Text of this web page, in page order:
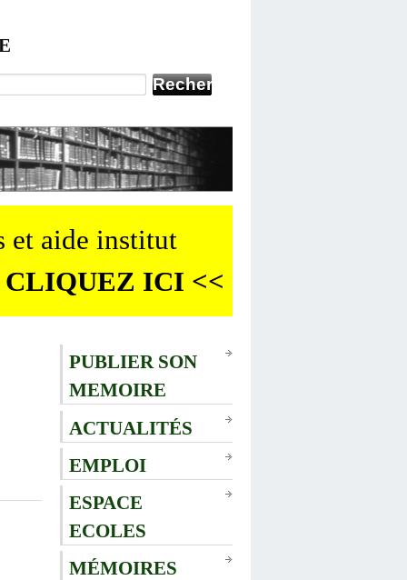
et aide institut
CLIQUEZ ICI <<
PUBLIER SON
MEMOIRE
ACTUALITÉS
EMPLOI
ESPACE
ECOLES
MÉMOIRES